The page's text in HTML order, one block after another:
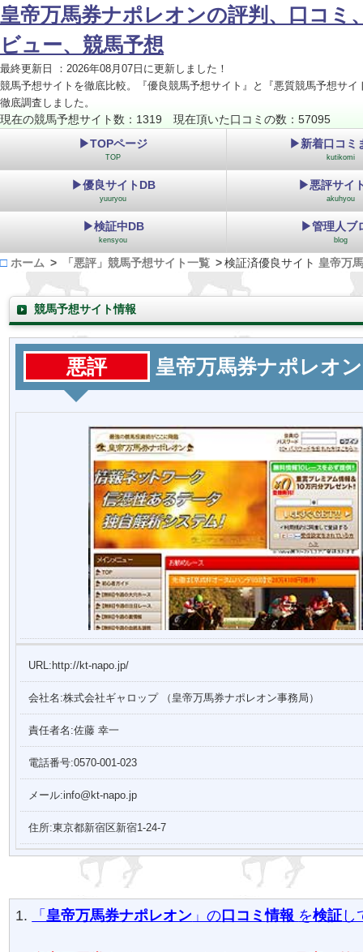
皇帝万馬券ナポレオンの評判、口コミ
ビュー、競馬予想
最終更新日 ：2026年08月07日に更新しました！
競馬予想サイトを徹底比較。『優良競馬予想サイト』と『悪質競馬予想サイ
徹底調査しました。
現在の競馬予想サイト数：1319 現在頂いた口コミの数：57095
▶TOPページ
TOP
▶新着口コミ
kutikomi
▶優良サイトDB
yuuryou
▶悪評サイ
akuhyou
▶検証中DB
kensyou
▶管理人ブ
blog
ホーム 「悪評」競馬予想サイト一覧 検証済優良サイト 皇帝万
競馬予想サイト情報
悪評 皇帝万馬券ナポレオン
URL:http://kt-napo.jp/
会社名:株式会社ギャロップ （皇帝万馬券ナポレオン事務局）
責任者名:佐藤 幸一
電話番号:0570-001-023
メール:info@kt-napo.jp
住所:東京都新宿区新宿1-24-7
「皇帝万馬券ナポレオン 」の 口コミ情報 を検証 し